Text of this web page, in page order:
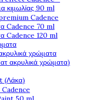
κιμωλίας 90 ml
Cadence
Cadence 70 ml
Cadence 120 ml
χρώματα
ακρυλικά χρώματα)
(Λάκα)
Cadence